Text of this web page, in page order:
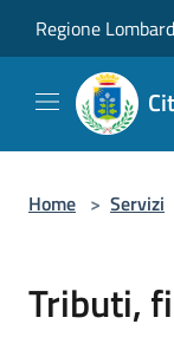
Regione
Home > Servizi
Tributi,